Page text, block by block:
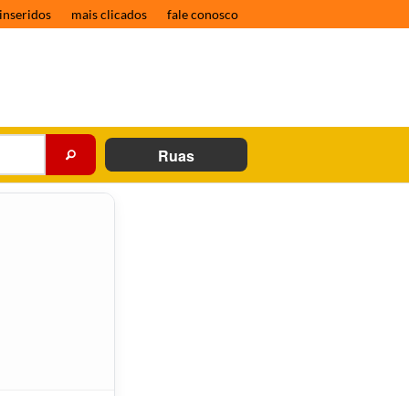
mais clicados fale conosco
Ruas